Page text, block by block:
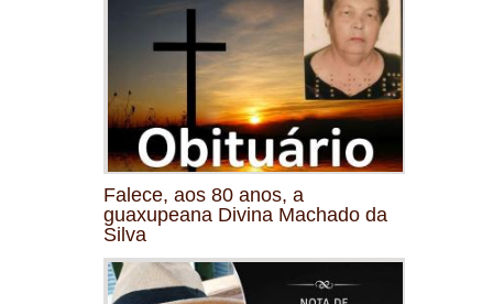
Falece, aos 80 anos, a
guaxupeana Divina Machado da
Silva